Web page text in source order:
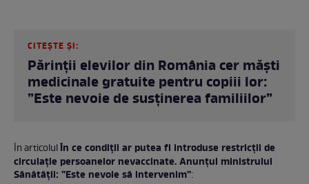
CITEȘTE ȘI:
Părinții elevilor din România cer măști
medicinale gratuite pentru copiii lor:
”Este nevoie de susținerea familiilor”
În articolulÎn ce condiții ar putea fi introduse restricții de
circulație persoanelor nevaccinate. Anunțul ministrului
Sănătății: ”Este nevoie să intervenim”: